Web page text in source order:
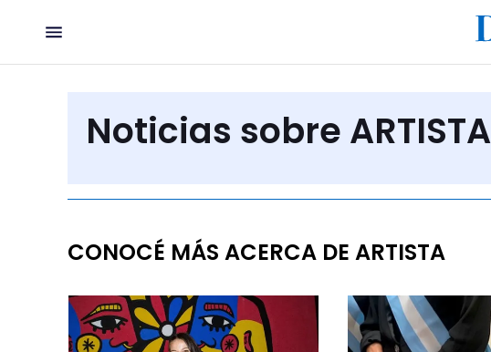
Noticias sobre ARTISTA
CONOCÉ MÁS ACERCA DE ARTISTA